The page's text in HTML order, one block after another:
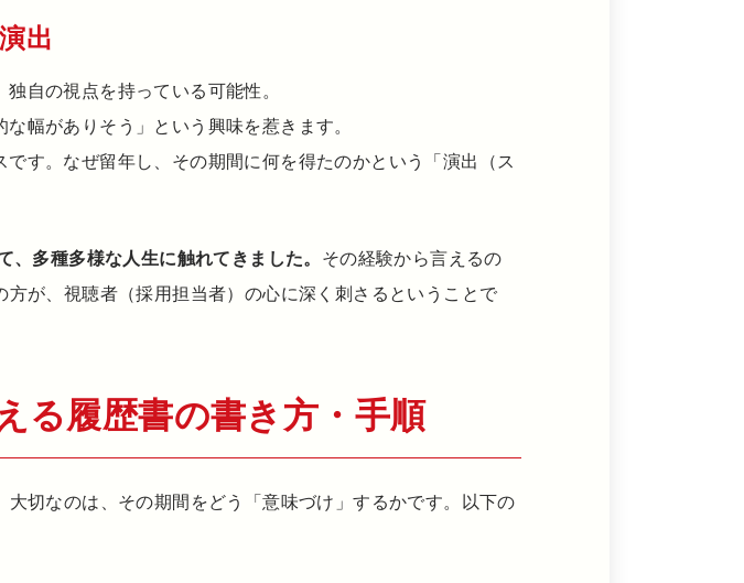
出
自の視点を持っている可能性。
幅がありそう」という興味を惹きます。
す。なぜ留年し、その期間に何を得たのかという「演出（ス
多種多様な人生に触れてきました。 その経験から言えるの
が、視聴者（採用担当者）の心に深く刺さるということで
る履歴書の書き方・手順
切なのは、その期間をどう「意味づけ」するかです。以下の